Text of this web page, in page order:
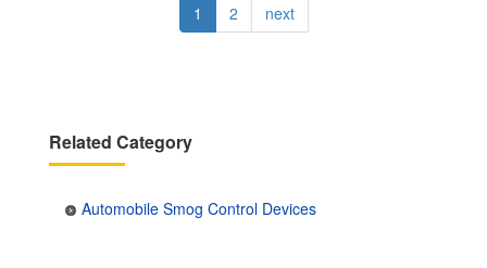
Current
page
1 Page
2
Next
page
next
Related Category
Automobile Smog Control Devices